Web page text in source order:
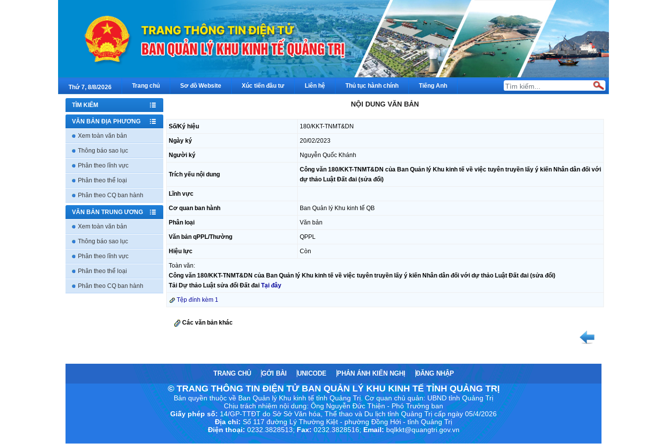
Thứ 7, 8/8/2026 Trang chủ Sơ đồ Website Xúc tiến đầu tư Liên hệ Thủ tục hành chính Tiếng Anh
TÌM KIẾM
VĂN BẢN ĐỊA PHƯƠNG
Xem toàn văn bản
Thông báo sao lục
Phân theo lĩnh vực
Phân theo thể loại
Phân theo CQ ban hành
VĂN BẢN TRUNG ƯƠNG
Xem toàn văn bản
Thông báo sao lục
Phân theo lĩnh vực
Phân theo thể loại
Phân theo CQ ban hành
NỘI DUNG VĂN BẢN
Số/Ký hiệu 180/KKT-TNMT&DN
Ngày ký 20/02/2023
Người ký Nguyễn Quốc Khánh
Trích yếu nội dung
Công văn 180/KKT-TNMT&DN của Ban Quản lý Khu kinh tế về việc tuyên truyền lấy ý kiến Nhân dân đối với
dự thảo Luật Đất đai (sửa đổi)
Lĩnh vực
Cơ quan ban hành Ban Quản lý Khu kinh tế QB
Phân loại Văn bản
Văn bản qPPL/Thường QPPL
Hiệu lực Còn
Toàn văn:
Công văn 180/KKT-TNMT&DN của Ban Quản lý Khu kinh tế về việc tuyên truyền lấy ý kiến Nhân dân đối với dự thảo Luật Đất đai (sửa đổi)
Tải Dự thảo Luật sửa đổi Đất đai Tại đây
Tệp đính kèm 1
Các văn bản khác
TRANG CHỦ GỞI BÀI UNICODE PHẢN ÁNH KIẾN NGHỊ ĐĂNG NHẬP
© TRANG THÔNG TIN ĐIỆN TỬ BAN QUẢN LÝ KHU KINH TẾ TỈNH QUẢNG TRỊ
Bản quyền thuộc về Ban Quản lý Khu kinh tế tỉnh Quảng Trị. Cơ quan chủ quản: UBND tỉnh Quảng Trị
Chịu trách nhiệm nội dung: Ông Nguyễn Đức Thiện - Phó Trưởng ban
Giấy phép số: 14/GP-TTĐT do Sở Sở Văn hóa, Thể thao và Du lịch tỉnh Quảng Trị cấp ngày 05/4/2026
Địa chỉ:Số 117 đường Lý Thường Kiệt - phường Đồng Hới - tỉnh Quảng Trị
Điện thoại:0232.3828513;Fax: 0232.3828516;Email:bqlkkt@quangtri.gov.vn